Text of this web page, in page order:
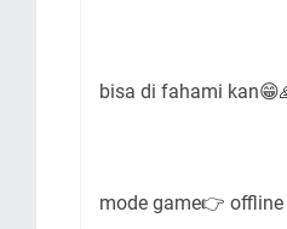
bisa di fahami
mode game👉